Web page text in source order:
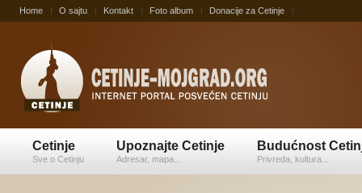
Home O sajtu Kontakt Foto album Donacije za Cetinje
Cetinje
Sve o Cetinju
Upoznajte Cetinje
Adresar, mapa...
Budućnost
Privreda, kultura...